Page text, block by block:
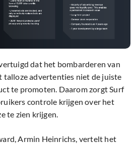
dat het bombarderen van
talloze advertenties niet de juiste
te promoten. Daarom zorgt Surf
controle krijgen over het
te zien krijgen.
Armin Heinrichs, vertelt het